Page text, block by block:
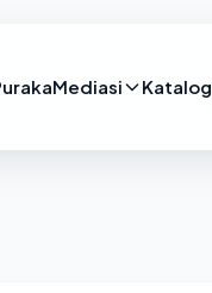
Mediasi Katalog